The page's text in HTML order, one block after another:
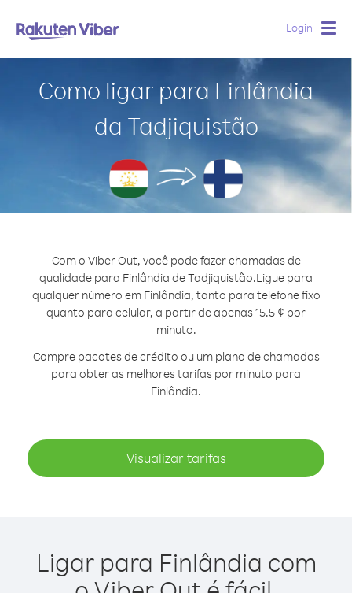
Login
Como ligar para Finlândia
da Tadjiquistão
Com o Viber Out, você pode fazer chamadas de
qualidade para Finlândia de Tadjiquistão.Ligue para
qualquer número em Finlândia, tanto para telefone fixo
quanto para celular, a partir de apenas 15.5 ¢ por
minuto.
Compre pacotes de crédito ou um plano de chamadas
para obter as melhores tarifas por minuto para
Finlândia.
Visualizar tarifas
Ligar para Finlândia com